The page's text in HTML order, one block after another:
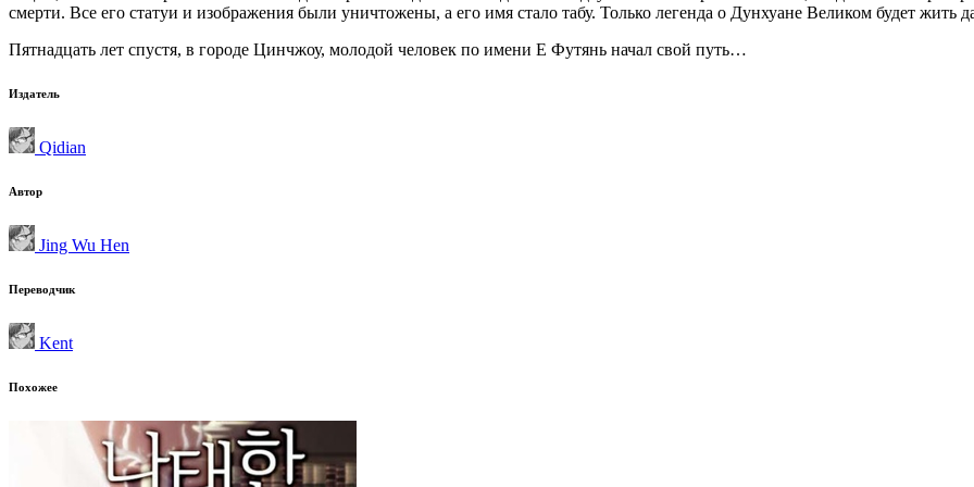
смерти. Все его статуи и изображения были уничтожены, а его имя стало табу. Только легенда о Дунхуане Великом будет жить
Пятнадцать лет спустя, в городе Цинчжоу, молодой человек по имени Е Футянь начал свой путь…
Издатель
Qidian
Автор
Jing Wu Hen
Переводчик
Kent
Похожее